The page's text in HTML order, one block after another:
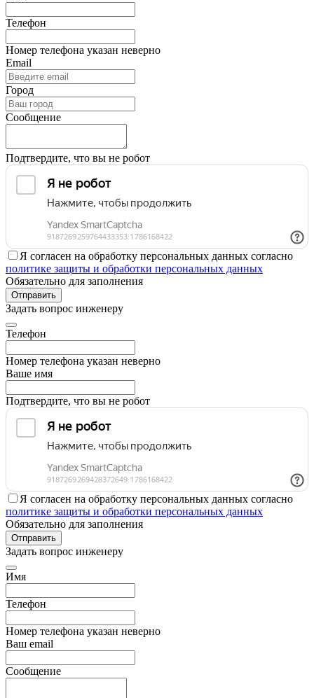
Телефон
Номер телефона указан неверно
Email
Город
Сообщение
Подтвердите, что вы не робот
Я согласен на обработку персональных данных согласно
политике защиты и обработки персональных данных
Обязательно для заполнения
Отправить
Задать вопрос инженеру
Телефон
Номер телефона указан неверно
Ваше имя
Подтвердите, что вы не робот
Я согласен на обработку персональных данных согласно
политике защиты и обработки персональных данных
Обязательно для заполнения
Отправить
Задать вопрос инженеру
Имя
Телефон
Номер телефона указан неверно
Ваш email
Сообщение